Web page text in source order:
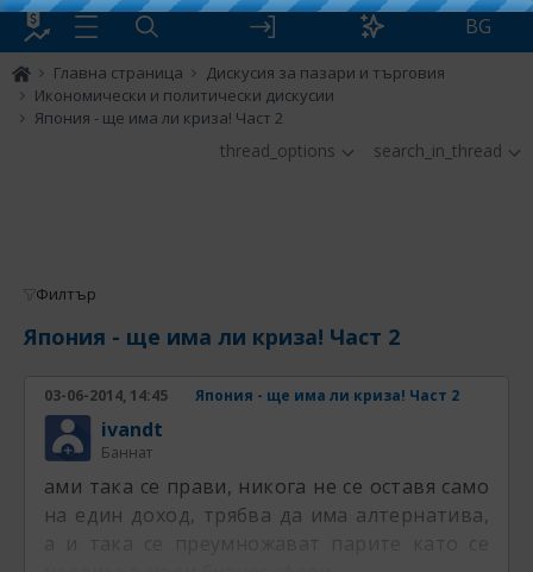
BG
Главна страница
Дискусия за пазари и търговия
Икономически и политически дискусии
Япония - ще има ли криза! Част 2
thread_options search_in_thread
Филтър
Япония - ще има ли криза! Част 2
03-06-2014, 14:45 Япония - ще има ли криза! Част 2
ivandt
Баннат
ами така се прави, никога не се оставя само
на един доход, трябва да има алтернатива,